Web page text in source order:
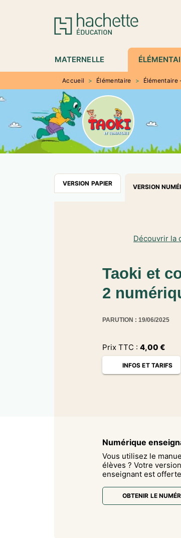
MENU RECHERCHE
MATERNELLE
Accueil > Élémentaire > Élémentaire
VERSION PAPIER VERSION
Découvrir la
Taoki et
2
PARUTION : 19/06/2025
Prix TTC : 4,00 €
INFOS ET TARIFS
Numérique
Vous utilisez le
élèves ? Votre
enseignant est
OBTENIR LE